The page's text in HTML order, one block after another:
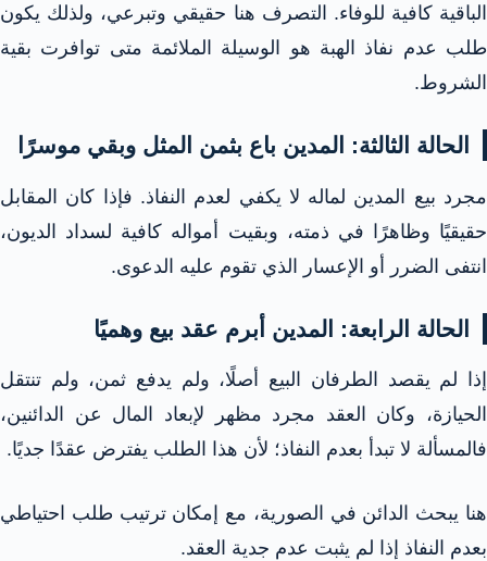
الباقية كافية للوفاء. التصرف هنا حقيقي وتبرعي، ولذلك يكون
طلب عدم نفاذ الهبة هو الوسيلة الملائمة متى توافرت بقية
الشروط.
الحالة الثالثة: المدين باع بثمن المثل وبقي موسرًا
مجرد بيع المدين لماله لا يكفي لعدم النفاذ. فإذا كان المقابل
حقيقيًا وظاهرًا في ذمته، وبقيت أمواله كافية لسداد الديون،
انتفى الضرر أو الإعسار الذي تقوم عليه الدعوى.
الحالة الرابعة: المدين أبرم عقد بيع وهميًا
إذا لم يقصد الطرفان البيع أصلًا، ولم يدفع ثمن، ولم تنتقل
الحيازة، وكان العقد مجرد مظهر لإبعاد المال عن الدائنين،
فالمسألة لا تبدأ بعدم النفاذ؛ لأن هذا الطلب يفترض عقدًا جديًا.
هنا يبحث الدائن في الصورية، مع إمكان ترتيب طلب احتياطي
بعدم النفاذ إذا لم يثبت عدم جدية العقد.